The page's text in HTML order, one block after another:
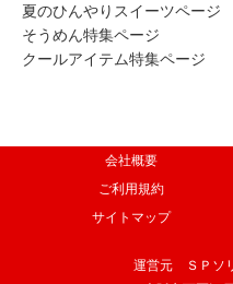
夏のひんやりスイーツページ
そうめん特集ページ
クールアイテム特集ページ
会社概要
ご利用規約
サイトマップ
運営元 ＳＰソ